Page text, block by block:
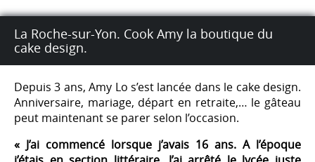
La Roche-sur-Yon. Cook Amy la boutique du
cake design.
Depuis 3 ans, Amy Lo s’est lancée dans le cake design.
Anniversaire, mariage, départ en retraite,… le gâteau
peut maintenant se parer selon l’occasion.
« J’ai commencé lorsque j’avais 16 ans. A l’époque